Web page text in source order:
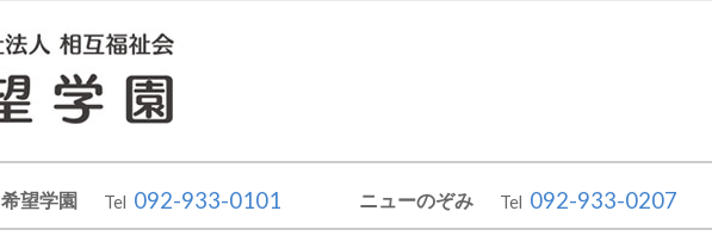
希望学園 Tel 092-933-0101 ニューのぞみ Tel 092-933-0207